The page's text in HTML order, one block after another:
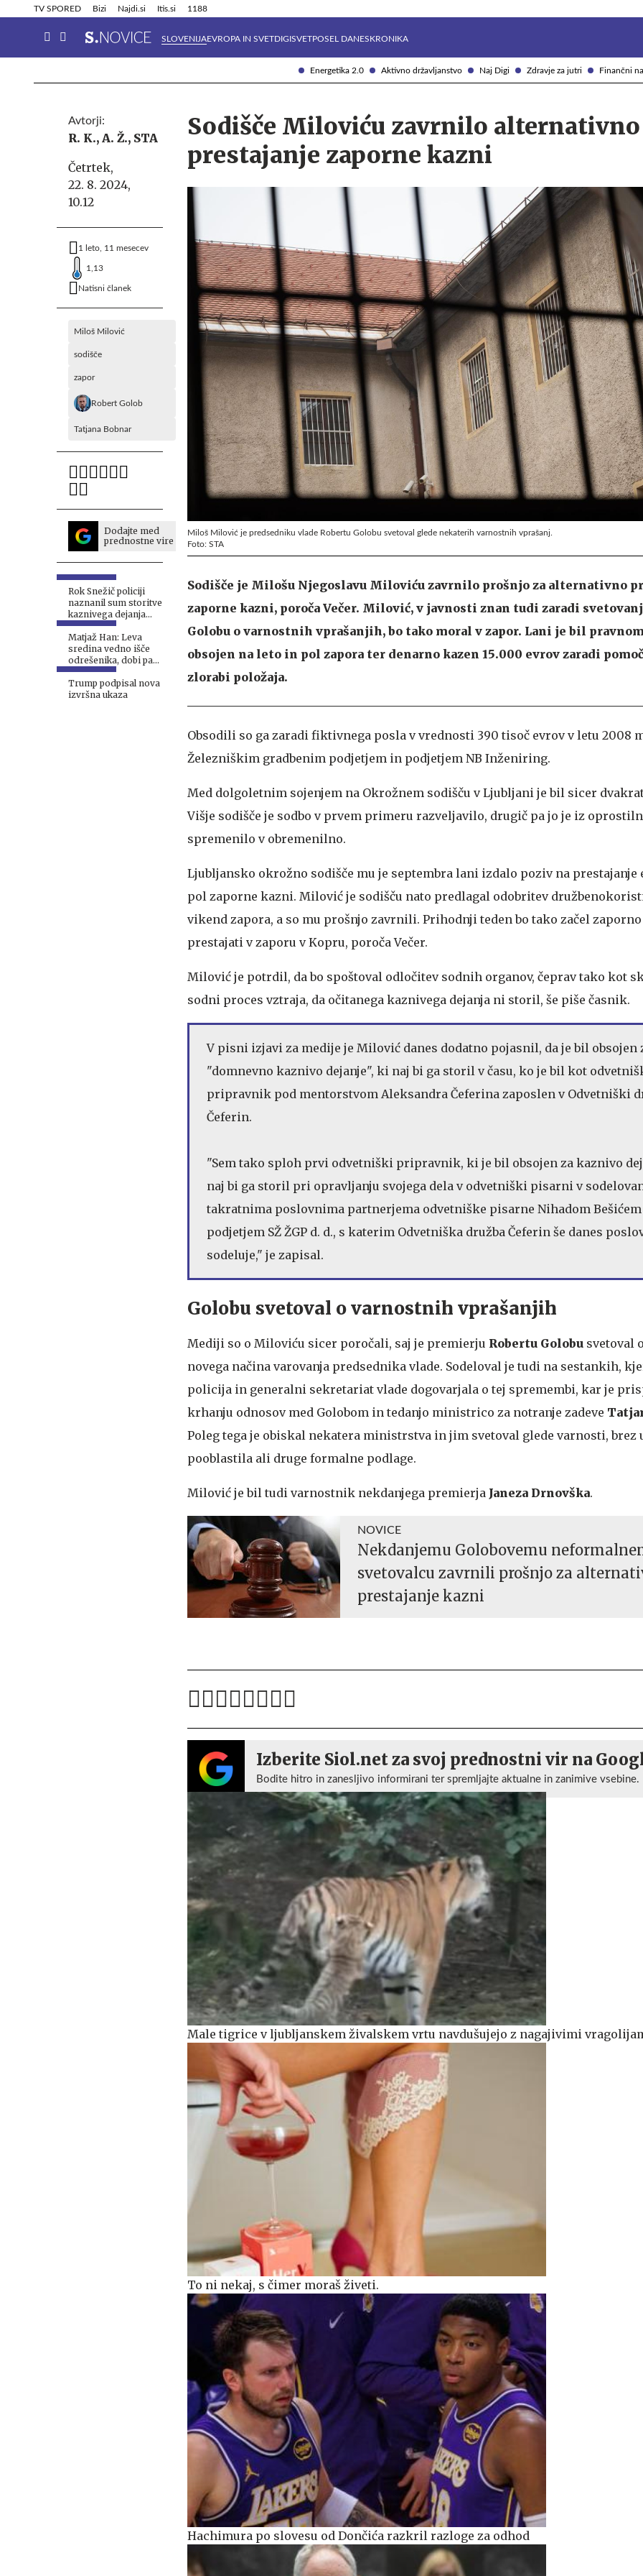
Energetika 2.0 Aktivno državljanstvo Naj Digi Zdravje za jutri Finančni
TV SPORED Bizi Najdi.si Itis.si 1188
SLOVENIJAEVROPA IN SVETDIGISVETPOSEL DANESKRONIKA
Info in obvestila Tehnik
Avtorji:
R. K., A. Ž., STA
Četrtek,
22. 8. 2024,
10.12
1 leto, 11 mesecev
1,13
Natisni članek
Miloš Milović
sodišče
zapor
Robert Golob
Tatjana Bobnar
Dodajte med
prednostne vire
Rok Snežič policiji
naznanil sum storitve
kaznivega dejanja
Roberta Goloba
Matjaž Han: Leva
sredina vedno išče
odrešenika, dobi pa
Janševo vlado #video
Trump podpisal nova
izvršna ukaza
Sodišče Miloviću zavrnilo alternativno
prestajanje zaporne kazni
Miloš Milović je predsedniku vlade Robertu Golobu svetoval glede nekaterih varnostnih vprašanj.
Foto: STA
Sodišče je Milošu Njegoslavu Miloviću zavrnilo prošnjo za alternativno
zaporne kazni, poroča Večer. Milović, v javnosti znan tudi zaradi
Golobu o varnostnih vprašanjih, bo tako moral v zapor. Lani je bil
obsojen na leto in pol zapora ter denarno kazen 15.000 evrov zaradi
zlorabi položaja.
Obsodili so ga zaradi fiktivnega posla v vrednosti 390 tisoč evrov v letu 2008
Železniškim gradbenim podjetjem in podjetjem NB Inženiring.
Med dolgoletnim sojenjem na Okrožnem sodišču v Ljubljani je bil sicer
Višje sodišče je sodbo v prvem primeru razveljavilo, drugič pa jo je iz
spremenilo v obremenilno.
Ljubljansko okrožno sodišče mu je septembra lani izdalo poziv na prestajanje
pol zaporne kazni. Milović je sodišču nato predlagal odobritev
vikend zapora, a so mu prošnjo zavrnili. Prihodnji teden bo tako začel
prestajati v zaporu v Kopru, poroča Večer.
Milović je potrdil, da bo spoštoval odločitev sodnih organov, čeprav tako kot
sodni proces vztraja, da očitanega kaznivega dejanja ni storil, še piše časnik.
V pisni izjavi za medije je Milović danes dodatno pojasnil, da je bil obsojen
"domnevno kaznivo dejanje", ki naj bi ga storil v času, ko je bil kot
pripravnik pod mentorstvom Aleksandra Čeferina zaposlen v Odvetniški
Čeferin.
"Sem tako sploh prvi odvetniški pripravnik, ki je bil obsojen za kaznivo
naj bi ga storil pri opravljanju svojega dela v odvetniški pisarni v
takratnima poslovnima partnerjema odvetniške pisarne Nihadom
podjetjem SŽ ŽGP d. d., s katerim Odvetniška družba Čeferin še danes
sodeluje," je zapisal.
Golobu svetoval o varnostnih vprašanjih
Mediji so o Miloviću sicer poročali, saj je premierju Robertu Golobu svetoval
novega načina varovanja predsednika vlade. Sodeloval je tudi na sestankih,
policija in generalni sekretariat vlade dogovarjala o tej spremembi, kar je
krhanju odnosov med Golobom in tedanjo ministrico za notranje zadeve
Poleg tega je obiskal nekatera ministrstva in jim svetoval glede varnosti, brez
pooblastila ali druge formalne podlage.
Milović je bil tudi varnostnik nekdanjega premierja Janeza Drnovška.
NOVICE
Nekdanjemu Golobovemu
svetovalcu zavrnili prošnjo za
prestajanje kazni
Izberite Siol.net za svoj prednostni vir na
Bodite hitro in zanesljivo informirani ter spremljajte aktualne in zanimive vsebine.
Male tigrice v ljubljanskem živalskem vrtu navdušujejo z nagajivimi
To ni nekaj, s čimer moraš živeti.
Hachimura po slovesu od Dončića razkril razloge za odhod